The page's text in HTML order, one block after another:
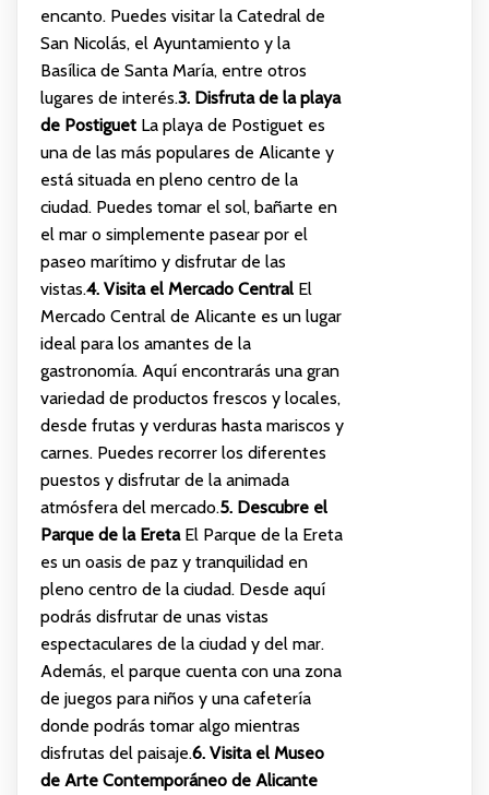
encanto. Puedes visitar la Catedral de
San Nicolás, el Ayuntamiento y la
Basílica de Santa María, entre otros
lugares de interés.3. Disfruta de la playa
de PostiguetLa playa de Postiguet es
una de las más populares de Alicante y
está situada en pleno centro de la
ciudad. Puedes tomar el sol, bañarte en
el mar o simplemente pasear por el
paseo marítimo y disfrutar de las
vistas.4. Visita el Mercado CentralEl
Mercado Central de Alicante es un lugar
ideal para los amantes de la
gastronomía. Aquí encontrarás una gran
variedad de productos frescos y locales,
desde frutas y verduras hasta mariscos y
carnes. Puedes recorrer los diferentes
puestos y disfrutar de la animada
atmósfera del mercado.5. Descubre el
Parque de la EretaEl Parque de la Ereta
es un oasis de paz y tranquilidad en
pleno centro de la ciudad. Desde aquí
podrás disfrutar de unas vistas
espectaculares de la ciudad y del mar.
Además, el parque cuenta con una zona
de juegos para niños y una cafetería
donde podrás tomar algo mientras
disfrutas del paisaje.6. Visita el Museo
de Arte Contemporáneo de Alicante